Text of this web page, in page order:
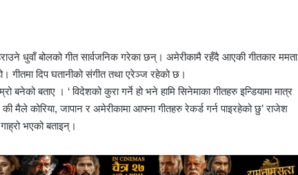
धुवाँ बोलको गीत सार्वजनिक गरेका छन्। अमेरीकामै रहँदै आएकी गीतकार ममता
गीतमा दिप घतानीको संगीत तथा एरेञ्ज रहेको छ।
बनेको बताए । ‘ विदेशको कुरा गर्ने हो भने हामि सिनेमाका गीतहरु इन्डियामा मात्र
मैले कोरिया, जापान र अमेरीकामा आफ्ना गीतहरु रेकर्ड गर्न पाइरहेको छु’ राजेश
भएको बताइन्।